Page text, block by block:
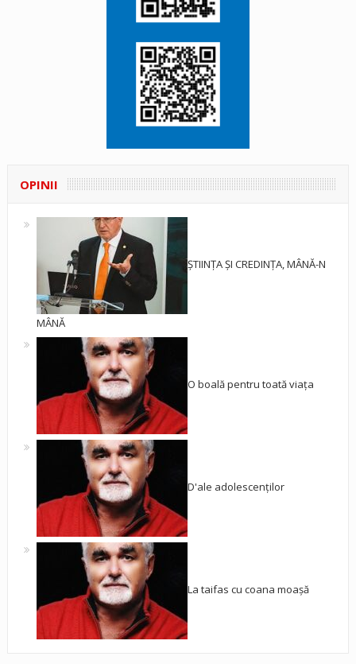
OPINII
ȘTIINȚA ȘI CREDINȚA, MÂNĂ-N
MÂNĂ
O boală pentru toată viața
D'ale adolescenților
La taifas cu coana moașă